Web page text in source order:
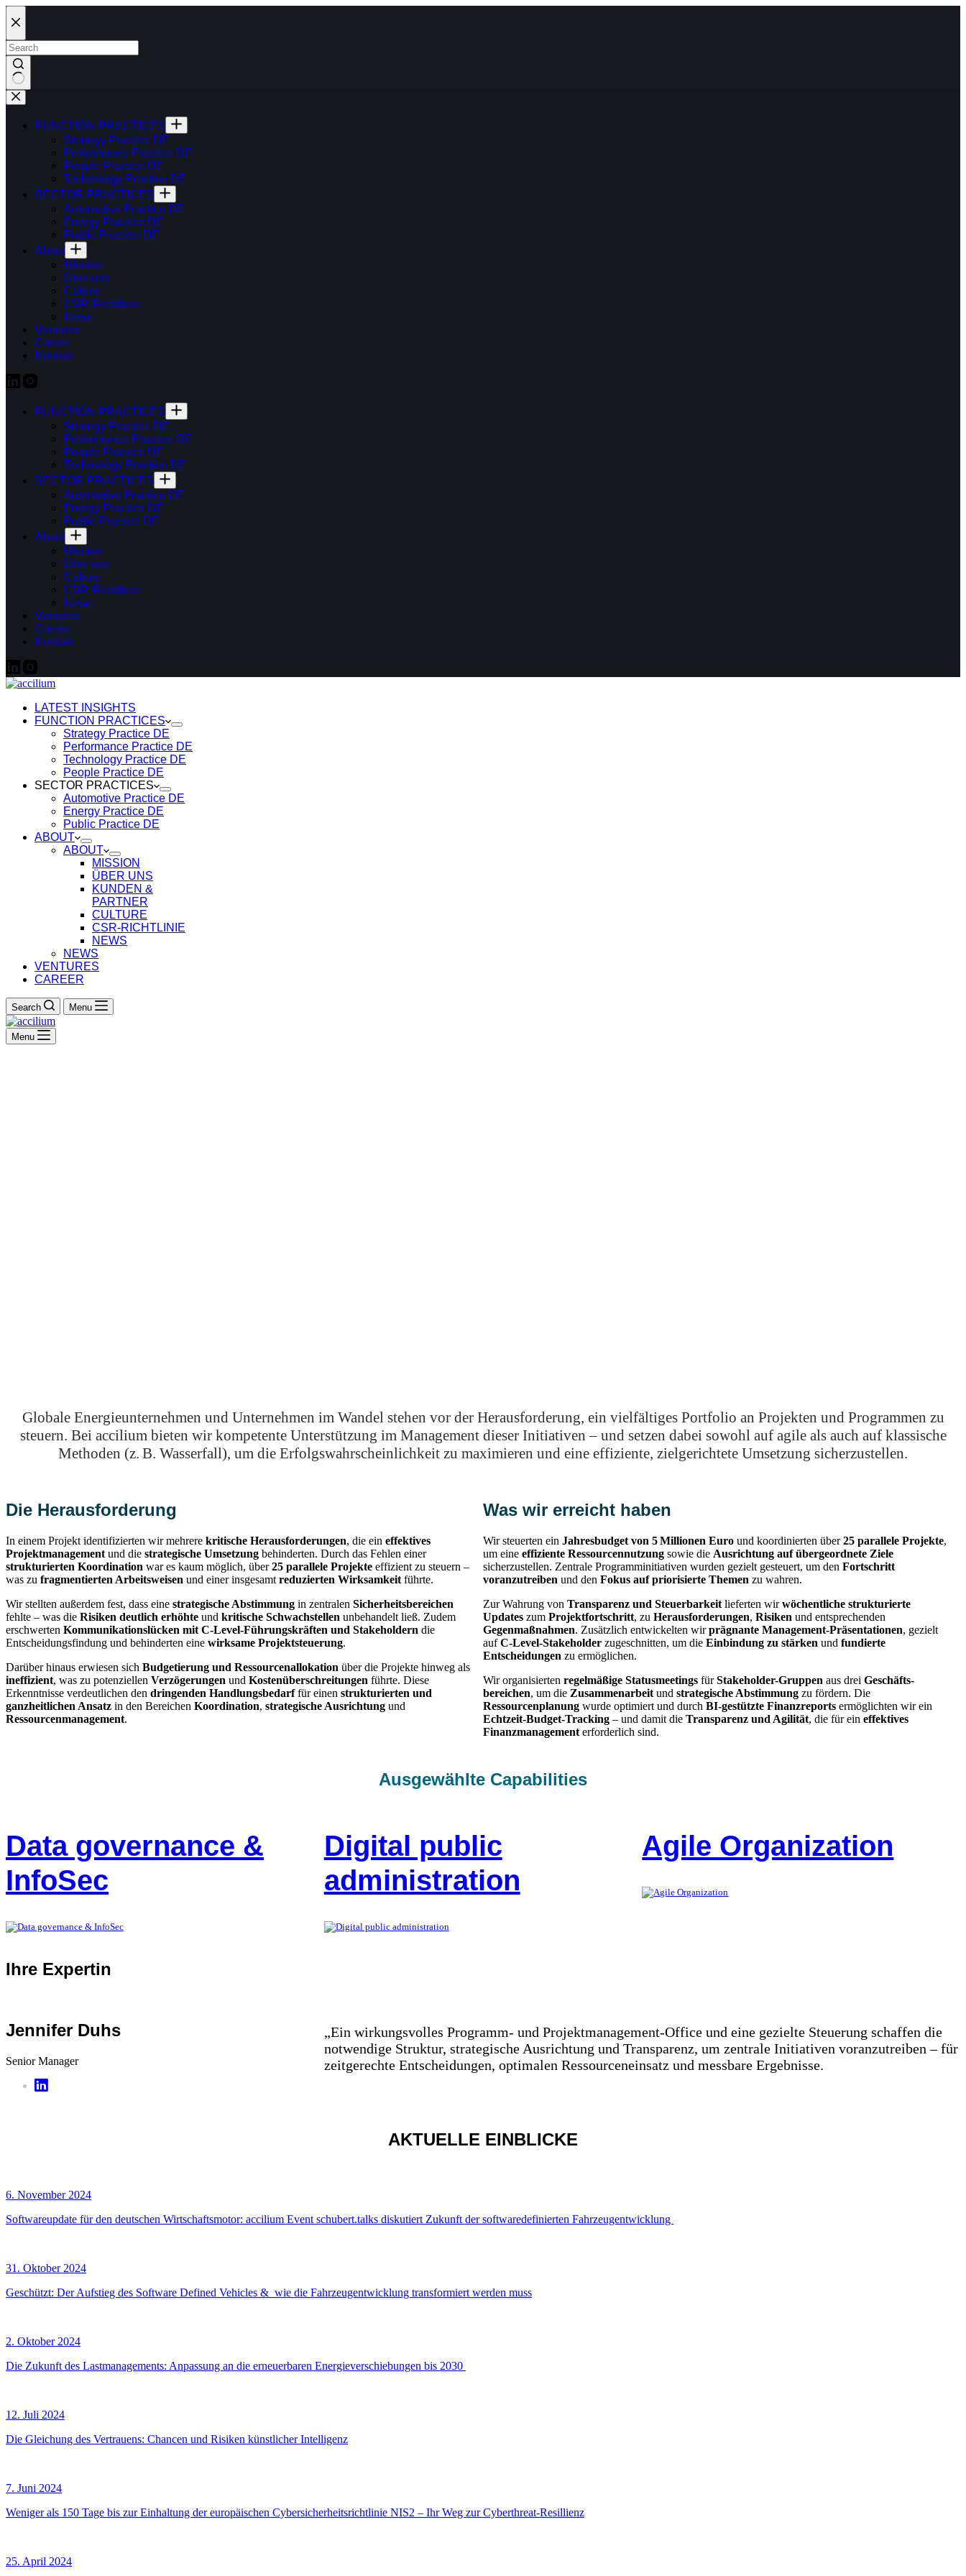
Skip
to
content
FUNCTION PRACTICES
Strategy Practice DE
Performance Practice DE
People Practice DE
Technology Practice DE
SECTOR PRACTICES
Automotive Practice DE
Energy Practice DE
Public Practice DE
About
Mission
Über uns
Culture
CSR-Richtlinie
News
Ventures
Career
Kontakt
FUNCTION PRACTICES
Strategy Practice DE
Performance Practice DE
People Practice DE
Technology Practice DE
SECTOR PRACTICES
Automotive Practice DE
Energy Practice DE
Public Practice DE
About
Mission
Über uns
Culture
CSR-Richtlinie
News
Ventures
Career
Kontakt
LATEST INSIGHTS
FUNCTION PRACTICES
Strategy Practice DE
Performance Practice DE
Technology Practice DE
People Practice DE
SECTOR PRACTICES
Automotive Practice DE
Energy Practice DE
Public Practice DE
ABOUT
ABOUT
MISSION
ÜBER UNS
KUNDEN &
PARTNER
CULTURE
CSR-RICHTLINIE
NEWS
NEWS
VENTURES
CAREER
Search Menu
Menu
Globale Energieunternehmen und Unternehmen im Wandel stehen vor der Herausforderung, ein vielfältiges Portfolio an Projekten und Programmen zu
steuern. Bei accilium bieten wir kompetente Unterstützung im Management dieser Initiativen – und setzen dabei sowohl auf agile als auch auf klassische
Methoden (z. B. Wasserfall), um die Erfolgswahrscheinlichkeit zu maximieren und eine effiziente, zielgerichtete Umsetzung sicherzustellen.
Die Herausforderung
In einem Projekt identifizierten wir mehrere kritische Herausforderungen, die ein effektives
Projektmanagement und die strategische Umsetzung behinderten. Durch das Fehlen einer
strukturierten Koordination war es kaum möglich, über25 parallele Projekte effizient zu steuern –
was zu fragmentierten Arbeitsweisen und einer insgesamt reduzierten Wirksamkeit führte.
Wir stellten außerdem fest, dass eine strategische Abstimmung in zentralen Sicherheitsbereichen
fehlte – was die Risiken deutlich erhöhte und kritische Schwachstellen unbehandelt ließ. Zudem
erschwerten Kommunikationslücken mit C-Level-Führungskräften und Stakeholdern die
Entscheidungsfindung und behinderten eine wirksame Projektsteuerung.
Darüber hinaus erwiesen sich Budgetierung und Ressourcenallokation über die Projekte hinweg als
ineffizient, was zu potenziellen Verzögerungen und Kostenüberschreitungen führte. Diese
Erkenntnisse verdeutlichen den dringenden Handlungsbedarffür einen strukturierten und
ganzheitlichen Ansatz in den Bereichen Koordination, strategische Ausrichtung und
Ressourcenmanagement.
Was wir erreicht haben
Wir steuerten ein Jahresbudget von 5 Millionen Euro und koordinierten über25 parallele Projekte,
um eine effiziente Ressourcennutzung sowie die Ausrichtung auf übergeordnete Ziele
sicherzustellen. Zentrale Programminitiativen wurden gezielt gesteuert, um den Fortschritt
voranzutreiben und den Fokus auf priorisierte Themen zu wahren.
Zur Wahrung von Transparenz und Steuerbarkeit lieferten wirwöchentliche strukturierte
Updates zum Projektfortschritt, zu Herausforderungen, Risiken und entsprechenden
Gegenmaßnahmen. Zusätzlich entwickelten wirprägnante Management-Präsentationen, gezielt
aufC-Level-Stakeholder zugeschnitten, um die Einbindung zu stärken und fundierte
Entscheidungen zu ermöglichen.
Wir organisierten regelmäßige Statusmeetings fürStakeholder-Gruppen aus drei Geschäfts-
bereichen, um die Zusammenarbeit und strategische Abstimmung zu fördern. Die
Ressourcenplanung wurde optimiert und durch BI-gestützte Finanzreports ermöglichten wir ein
Echtzeit-Budget-Tracking – und damit die Transparenz und Agilität, die für ein effektives
Finanzmanagement erforderlich sind.
Ausgewählte Capabilities
Data governance &
InfoSec
Digital public
administration
Agile Organization
Ihre Expertin
Jennifer Duhs
Senior Manager
„Ein wirkungsvolles Programm- und Projektmanagement-Office und eine gezielte Steuerung schaffen die
notwendige Struktur, strategische Ausrichtung und Transparenz, um zentrale Initiativen voranzutreiben – für
zeitgerechte Entscheidungen, optimalen Ressourceneinsatz und messbare Ergebnisse.
AKTUELLE EINBLICKE
6. November 2024
Softwareupdate für den deutschen Wirtschaftsmotor: accilium Event schubert.talks diskutiert Zukunft der softwaredefinierten Fahrzeugentwicklung
31. Oktober 2024
Geschützt: Der Aufstieg des Software Defined Vehicles & wie die Fahrzeugentwicklung transformiert werden muss
2. Oktober 2024
Die Zukunft des Lastmanagements: Anpassung an die erneuerbaren Energieverschiebungen bis 2030
12. Juli 2024
Die Gleichung des Vertrauens: Chancen und Risiken künstlicher Intelligenz
7. Juni 2024
Weniger als 150 Tage bis zur Einhaltung der europäischen Cybersicherheitsrichtlinie NIS2 – Ihr Weg zur Cyberthreat-Resillienz
25. April 2024